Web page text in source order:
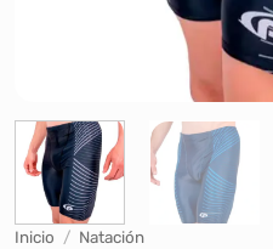
Inicio / Natación